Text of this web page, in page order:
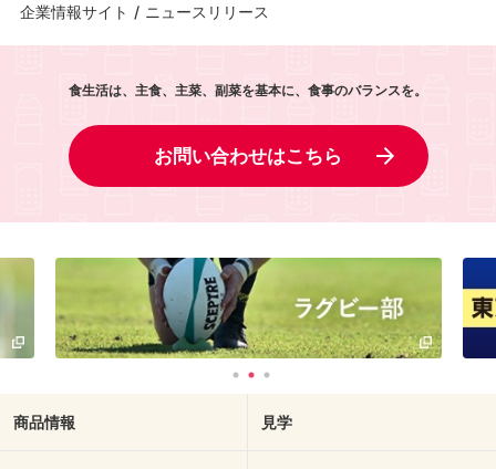
企業情報サイト / ニュースリリース
食生活は、主食、主菜、副菜を基本に、食事のバランスを。
お問い合わせはこちら
商品情報 見学